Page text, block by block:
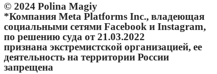
© 2024 Polina Magiy
*Компания Meta Platforms Inc., владеющая
социальными сетями Facebook и Instagram,
по решению суда от 21.03.2022
признана экстремистской организацией, ее
деятельность на территории России
запрещена